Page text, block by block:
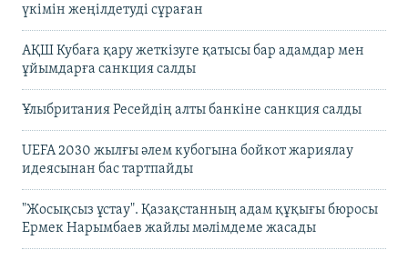
үкімін жеңілдетуді сұраған
АҚШ Кубаға қару жеткізуге қатысы бар адамдар мен
ұйымдарға санкция салды
Ұлыбритания Ресейдің алты банкіне санкция салды
UEFA 2030 жылғы әлем кубогына бойкот жариялау
идеясынан бас тартпайды
"Жосықсыз ұстау". Қазақстанның адам құқығы бюросы
Ермек Нарымбаев жайлы мәлімдеме жасады